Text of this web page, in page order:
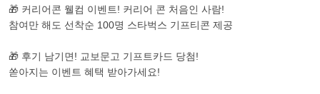
🎁 커리어콘 웰컴 이벤트! 커리어 콘 처음인 사람!
참여만 해도 선착순 100명 스타벅스 기프티콘 제공
🎁 후기 남기면! 교보문고 기프트카드 당첨!
쏟아지는 이벤트 혜택 받아가세요!